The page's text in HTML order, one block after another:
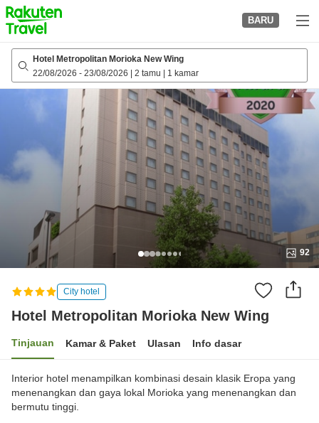
to
top
page
BARU
Hotel Metropolitan Morioka New Wing
22/08/2026 - 23/08/2026 2 tamu 1 kamar
92
City hotel
Hotel Metropolitan Morioka New Wing
Tinjauan Kamar & Paket Ulasan Info dasar
Interior hotel menampilkan kombinasi desain klasik Eropa yang
menenangkan dan gaya lokal Morioka yang menenangkan dan
bermutu tinggi.